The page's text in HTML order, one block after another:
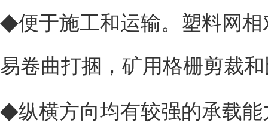
◆便于施工和运输。塑料网
易卷曲打捆，矿用格栅剪裁
◆纵横方向均有较强的承载